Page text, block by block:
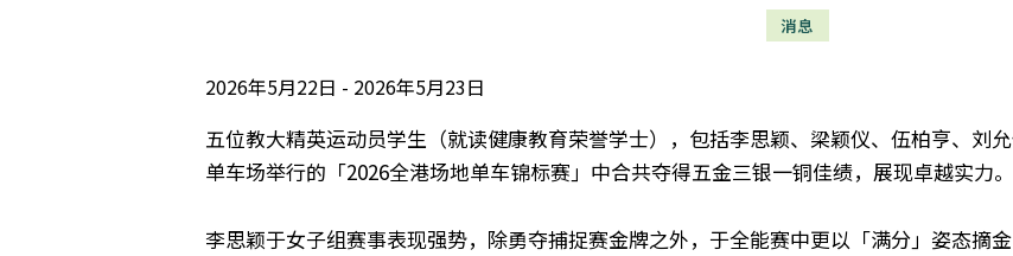
消息
2026年5月22日 2026年5月23日
五位教大精英运动员学生（就读健康教育荣誉学士），包括李思颖、梁颖仪、伍柏亨、刘
单车场举行的「2026全港场地单车锦标赛」中合共夺得五金三银一铜佳绩，展现卓越实力。
李思颖于女子组赛事表现强势，除勇夺捕捉赛金牌之外，于全能赛中更以「满分」姿态摘